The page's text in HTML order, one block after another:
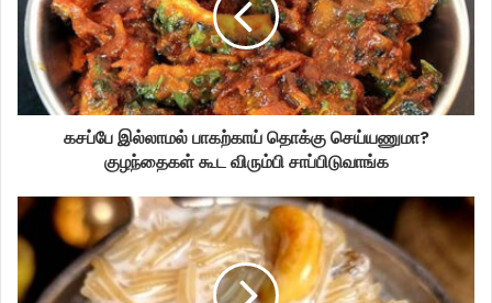
கசப்பே இல்லாமல் பாகற்காய் தொக்கு செய்யணுமா?
குழந்தைகள் கூட விரும்பி சாப்பிடுவாங்க